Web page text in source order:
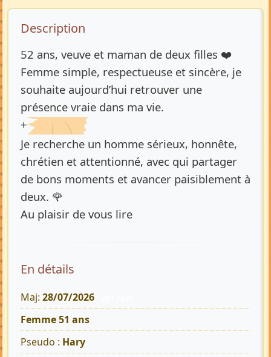
Description de l’annonce
Description
52 ans, veuve et maman de deux filles ❤️
Femme simple, respectueuse et sincère, je
souhaite aujourd’hui retrouver une
présence vraie dans ma vie.
+
Je recherche un homme sérieux, honnête,
chrétien et attentionné, avec qui partager
de bons moments et avancer paisiblement à
deux. 🌹
Au plaisir de vous lire
En détails
Maj: 28/07/2026
Femme 51 ans
Pseudo : Hary